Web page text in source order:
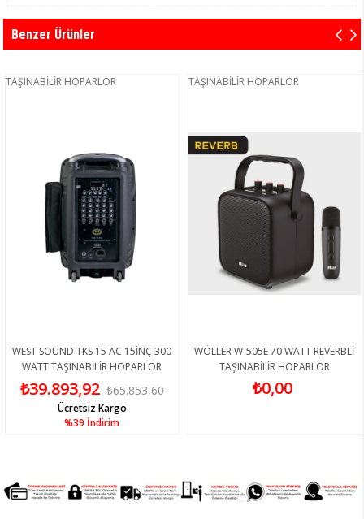
Benzer Ürünler
HOPARLÖR
WEST SOUND TKS 15 AC 15İNÇ 300
WATT TAŞINABİLİR HOPARLOR
₺39.893,92 ₺65.853,60
%39İndirim
Ücretsiz Kargo
TAŞINABİLİR HOPARLÖR
WÖLLER W-505E 70 WATT REVERBLİ
TAŞINABİLİR HOPARLÖR
₺0,00